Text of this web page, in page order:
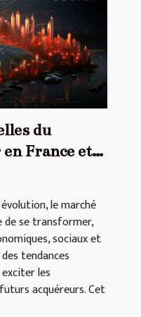
du
France et
le marché
de se transformer,
sociaux et
tendances
les
acquéreurs. Cet